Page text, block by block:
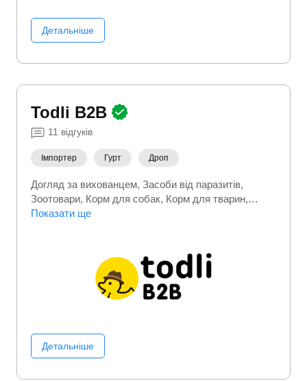
Детальніше
Todli B2B
11 відгуків
Імпортер Гурт Дроп
Догляд за вихованцем Засоби від паразитів
Зоотовари Корм для собак Корм для тварин
Наповнювачі для туалетів
Показати ще
Детальніше